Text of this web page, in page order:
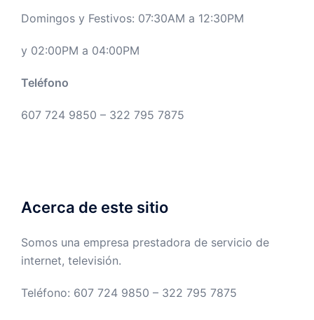
Domingos y Festivos: 07:30AM a 12:30PM
y 02:00PM a 04:00PM
Teléfono
607 724 9850 – 322 795 7875
Acerca de este sitio
Somos una empresa prestadora de servicio de
internet, televisión.
Teléfono: 607 724 9850 – 322 795 7875